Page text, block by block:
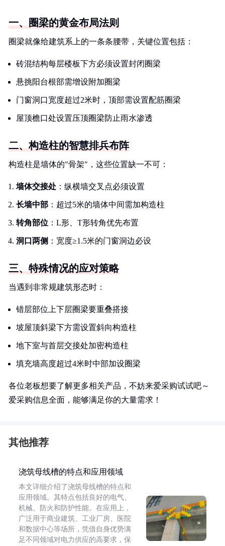
一、圈梁的黄金布局法则
圈梁就像给建筑系上的一条条腰带，关键位置包括：
砖混结构每层楼板下方必须设置封闭圈梁
悬挑阳台根部需增设附加圈梁
门窗洞口宽度超过2米时，顶部需设置配筋圈梁
屋顶檐口处设置压顶圈梁防止雨水渗透
二、构造柱的智慧排兵布阵
构造柱是墙体的"骨架"，这些位置缺一不可：
墙体交接处 ：纵横墙交叉点必须设置
长墙中部 ：超过5米的墙体中间需加构造柱
转角部位 ：L形、T形转角优先布置
洞口两侧 ：宽度≥1.5米的门窗洞边必设
三、特殊情况的应对策略
当遇到非常规建筑形态时：
错层部位上下层圈梁要重叠搭接
坡屋顶斜梁下方需设置斜向构造柱
地下室与首层交接处加密构造柱
填充墙高度超过4米时中部加设圈梁
各位老板想要了解更多相关产品，不妨来爱采购试试吧～
爱采购信息全面，能够满足你的大量需求！
其他推荐
浇筑母线槽的特点和应用领域
本文详细介绍了浇筑母线槽的特点和
应用领域。其特点包括良好的电气、
机械、防火和防护性能。在应用上，
广泛用于商业建筑、工业厂房、医院
和数据中心等场所，凭借自身优势满
足不同领域对电力供应的高要求，保